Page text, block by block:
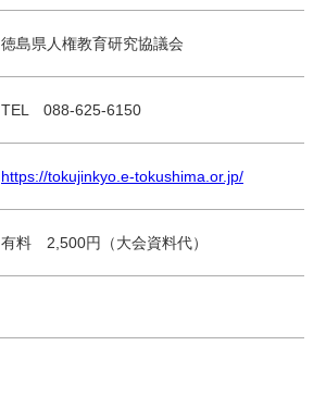
徳島県人権教育研究協議会
TEL 088-625-6150
https://tokujinkyo.e-tokushima.or.jp/
有料 2,500円（大会資料代）